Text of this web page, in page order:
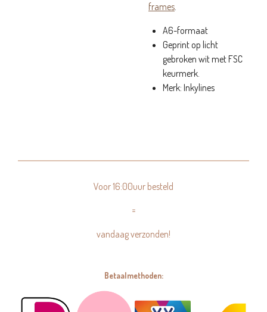
frames.
A6-formaat
Geprint op licht
gebroken wit met FSC
keurmerk.
Merk: Inkylines
Voor 16:00uur besteld
=
vandaag verzonden!
Betaalmethoden: